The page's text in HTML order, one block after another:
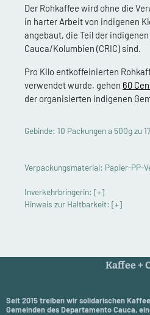
Der Rohkaffee wird ohne die
in harter Arbeit von indigenen
angebaut, die Teil der
Cauca/Kolumbien (CRIC) sind.
Pro Kilo entkoffeinierten
verwendet wurde, gehen 60
der organisierten indigenen
Gebinde: 10 Packungen a 500g zu
Verpackungsmaterial: Papier-PP-
Inverkehrbringerin: [+]
Hinweis zur Haltbarkeit: [+]
Kaffee +
Seit 2015 treiben wir solidarischen
Gemeinden des Departamento Cauca,